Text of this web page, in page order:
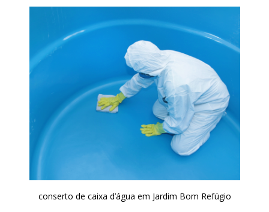
conserto de caixa d’água em Jardim Bom Refúgio